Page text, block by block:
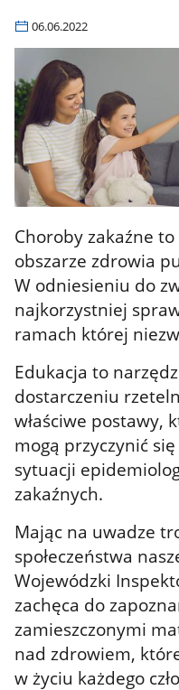
06.06.2022
Choroby zakaźne
obszarze zdrowia
W odniesieniu do
najkorzystniej
ramach której
Edukacja to
dostarczeniu
właściwe postawy,
mogą przyczynić
sytuacji
zakaźnych.
Mając na uwadze
społeczeństwa
Wojewódzki
zachęca do
zamieszczonymi
nad zdrowiem,
w życiu każdego